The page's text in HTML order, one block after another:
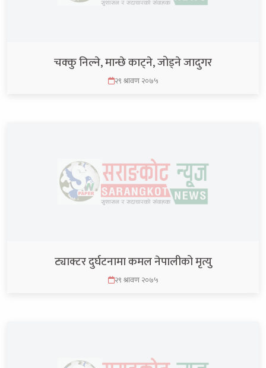
चक्कु निल्ने, मान्छे काट्ने, जोड्ने जादुगर
२९ श्रावण २०७५
ट्याक्टर दुर्घटनामा कमल नेपालीको मृत्यु
२९ श्रावण २०७५